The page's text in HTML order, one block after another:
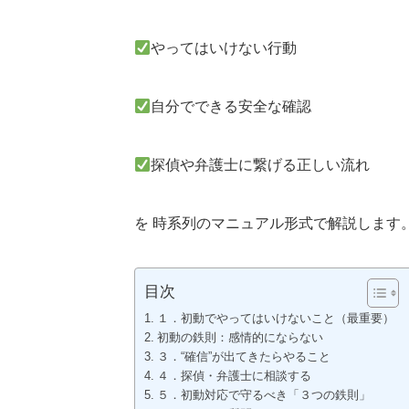
やってはいけない行動
自分でできる安全な確認
探偵や弁護士に繋げる正しい流れ
を 時系列のマニュアル形式で解説します
目次
１．初動でやってはいけないこと（最重要）
初動の鉄則：感情的にならない
３．“確信”が出てきたらやること
４．探偵・弁護士に相談する
５．初動対応で守るべき「３つの鉄則」